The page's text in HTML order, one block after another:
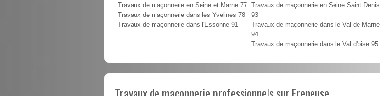
Travaux de maçonnerie en Seine et Marne 77
Travaux de maçonnerie dans les Yvelines 78
Travaux de maçonnerie dans l'Essonne 91
Travaux de maçonnerie en Seine Saint Denis
93
Travaux de maçonnerie dans le Val de Marne
94
Travaux de maçonnerie dans le Val d'oise 95